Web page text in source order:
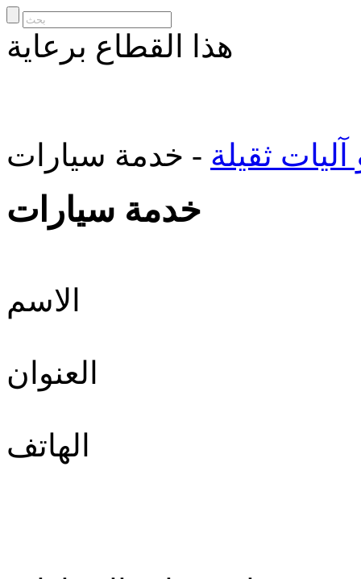
هذا القطاع برعاية
ثقيلة - خدمة سيارات
خدمة سيارات
الاسم
العنوان
الهاتف